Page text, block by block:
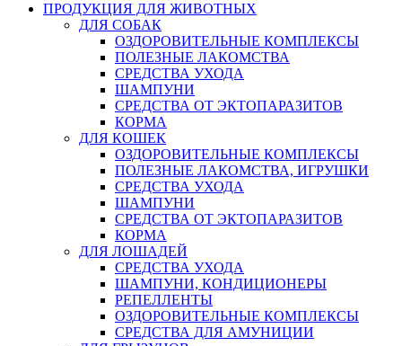
ПРОДУКЦИЯ ДЛЯ ЖИВОТНЫХ
ДЛЯ СОБАК
ОЗДОРОВИТЕЛЬНЫЕ КОМПЛЕКСЫ
ПОЛЕЗНЫЕ ЛАКОМСТВА
СРЕДСТВА УХОДА
ШАМПУНИ
СРЕДСТВА ОТ ЭКТОПАРАЗИТОВ
КОРМА
ДЛЯ КОШЕК
ОЗДОРОВИТЕЛЬНЫЕ КОМПЛЕКСЫ
ПОЛЕЗНЫЕ ЛАКОМСТВА, ИГРУШКИ
СРЕДСТВА УХОДА
ШАМПУНИ
СРЕДСТВА ОТ ЭКТОПАРАЗИТОВ
КОРМА
ДЛЯ ЛОШАДЕЙ
СРЕДСТВА УХОДА
ШАМПУНИ, КОНДИЦИОНЕРЫ
РЕПЕЛЛЕНТЫ
ОЗДОРОВИТЕЛЬНЫЕ КОМПЛЕКСЫ
СРЕДСТВА ДЛЯ АМУНИЦИИ